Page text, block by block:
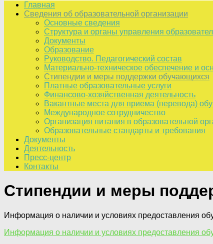
Главная
Сведения об образовательной организации
Основные сведения
Структура и органы управления
Документы
Образование
Руководство. Педагогический состав
Материально-техническое обеспечение и
Стипендии и меры поддержки обучающихся
Платные образовательные услуги
Финансово-хозяйственная деятельность
Вакантные места для приема (перевода)
Международное сотрудничество
Организация питания в образовательной
Образовательные стандарты и требования
Документы
Деятельность
Пресс-центр
Контакты
Стипендии и меры
Информация о наличии и условиях предоставления
Информация о наличии и условиях предоставления